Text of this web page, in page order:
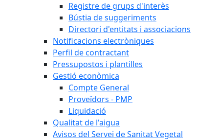
Registre de grups d'interès
Bústia de suggeriments
Directori d'entitats i associacions
Notificacions electròniques
Perfil de contractant
Pressupostos i plantilles
Gestió econòmica
Compte General
Proveïdors - PMP
Liquidació
Qualitat de l'aigua
Avisos del Servei de Sanitat Vegetal